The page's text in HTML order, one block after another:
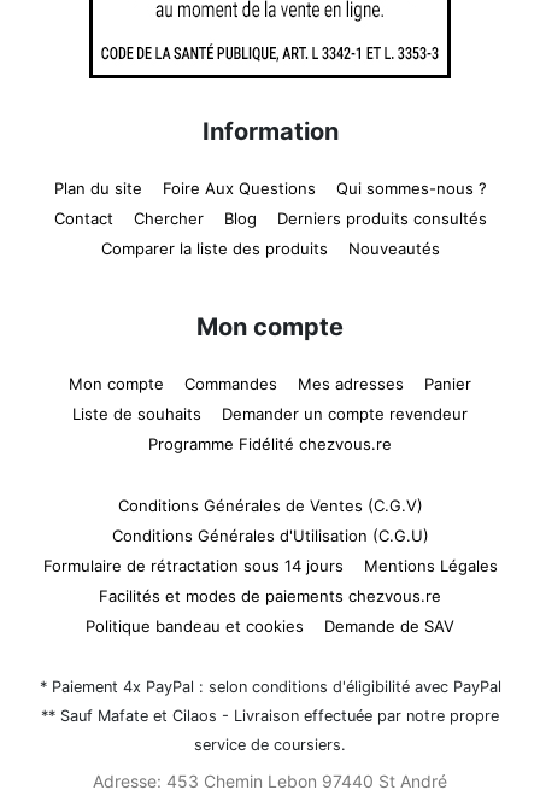
Information
Plan du site Foire Aux Questions
Qui sommes-nous ?
Contact
Chercher Blog
Derniers produits consultés
Comparer la liste des produits
Nouveautés
Mon compte
Mon compte Commandes Mes adresses
Panier
Liste de souhaits
Demander un compte revendeur
Programme Fidélité chezvous.re
Conditions Générales de Ventes (C.G.V)
Conditions Générales d'Utilisation (C.G.U)
Formulaire de rétractation sous 14 jours
Mentions Légales
Facilités et modes de paiements chezvous.re
Politique bandeau et cookies
Demande de SAV
* Paiement 4x PayPal : selon conditions d'éligibilité avec PayPal
** Sauf Mafate et Cilaos - Livraison effectuée par notre propre
service de coursiers.
Adresse: 453 Chemin Lebon 97440 St André